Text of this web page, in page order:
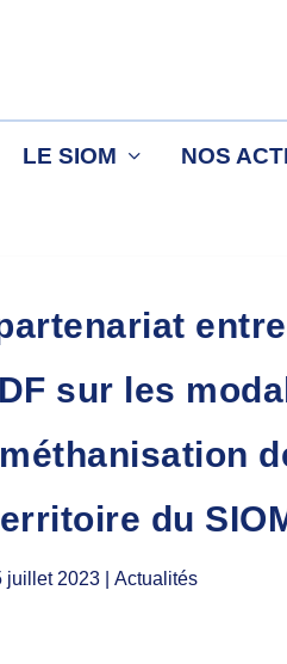
LE SIOM NOS
sur les
du
juillet 2023| Actualités